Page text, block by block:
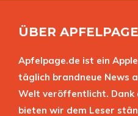
ÜBER
Apfelpage.de ist ein
täglich brandneue News
Welt veröffentlicht. Dank
bieten wir dem Leser